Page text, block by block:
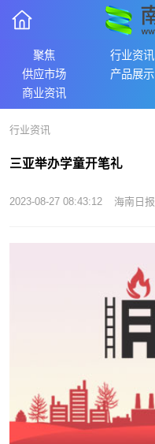
聚焦 行业资讯
供应市场
产品展示
商业资讯
行业资讯
三亚举办学童开笔礼
2023-08-27 08:43:12 海南日报